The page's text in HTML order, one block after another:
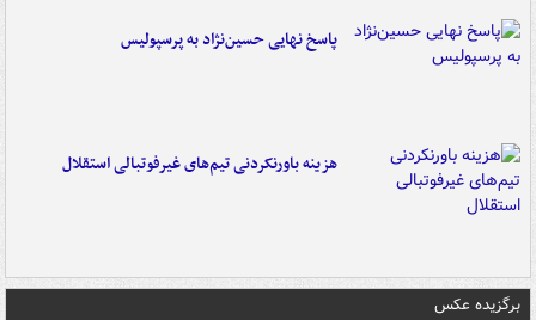
پاسخ نهایی حسین‌نژاد به پرسپولیس
هزینه باورنکردنی تیم‌های غیرفوتبالی استقلال
برگزیده عکس